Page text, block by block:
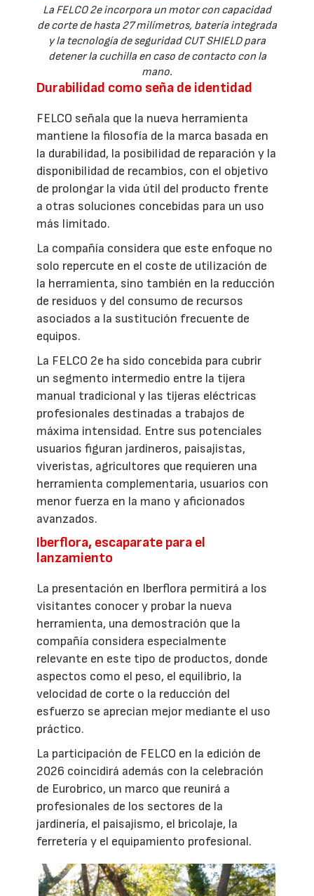
La FELCO 2e incorpora un motor con capacidad
de corte de hasta 27 milímetros, batería integrada
y la tecnología de seguridad CUT SHIELD para
detener la cuchilla en caso de contacto con la
mano.
Durabilidad como seña de identidad
FELCO señala que la nueva herramienta
mantiene la filosofía de la marca basada en
la durabilidad, la posibilidad de reparación y la
disponibilidad de recambios, con el objetivo
de prolongar la vida útil del producto frente
a otras soluciones concebidas para un uso
más limitado.
La compañía considera que este enfoque no
solo repercute en el coste de utilización de
la herramienta, sino también en la reducción
de residuos y del consumo de recursos
asociados a la sustitución frecuente de
equipos.
La FELCO 2e ha sido concebida para cubrir
un segmento intermedio entre la tijera
manual tradicional y las tijeras eléctricas
profesionales destinadas a trabajos de
máxima intensidad. Entre sus potenciales
usuarios figuran jardineros, paisajistas,
viveristas, agricultores que requieren una
herramienta complementaria, usuarios con
menor fuerza en la mano y aficionados
avanzados.
Iberflora, escaparate para el
lanzamiento
La presentación en Iberflora permitirá a los
visitantes conocer y probar la nueva
herramienta, una demostración que la
compañía considera especialmente
relevante en este tipo de productos, donde
aspectos como el peso, el equilibrio, la
velocidad de corte o la reducción del
esfuerzo se aprecian mejor mediante el uso
práctico.
La participación de FELCO en la edición de
2026 coincidirá además con la celebración
de Eurobrico, un marco que reunirá a
profesionales de los sectores de la
jardinería, el paisajismo, el bricolaje, la
ferretería y el equipamiento profesional.